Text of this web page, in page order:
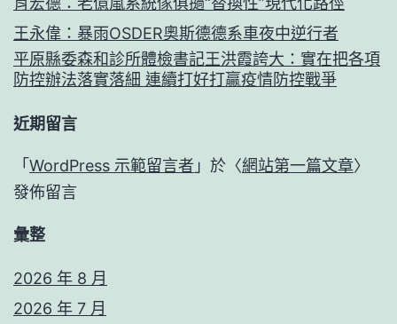
王永偉：暴雨OSDER奧斯德德系車夜中逆行者
平原縣委森和診所體檢書記王洪霞誇大：實在把各項
防控辦法落實落細 連續打好打贏疫情防控戰爭
近期留言
「 WordPress 示範留言者 」於〈網站第一篇文章〉
發佈留言
彙整
2026 年 8 月
2026 年 7 月